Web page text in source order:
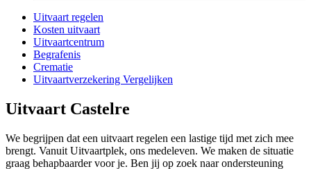
Uitvaart regelen
Kosten uitvaart
Uitvaartcentrum
Begrafenis
Crematie
Uitvaartverzekering Vergelijken
Uitvaart Castelre
We begrijpen dat een uitvaart regelen een lastige tijd met zich mee
brengt. Vanuit Uitvaartplek, ons medeleven. We maken de situatie
graag behapbaarder voor je. Ben jij op zoek naar ondersteuning